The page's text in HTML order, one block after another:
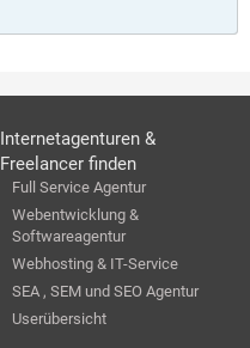
Internetagenturen &
Freelancer finden
Full Service Agentur
Webentwicklung &
Softwareagentur
Webhosting & IT-Service
SEA , SEM und SEO Agentur
Userübersicht